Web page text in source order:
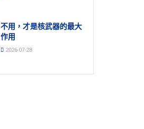
不用，才是核武器的最大
作用
2026-07-28